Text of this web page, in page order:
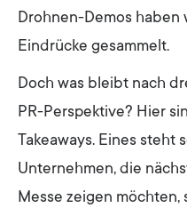
Drohnen-Demos haben
Eindrücke gesammelt.
Doch was bleibt nach
PR-Perspektive? Hier
Takeaways. Eines steht
Unternehmen, die
Messe zeigen